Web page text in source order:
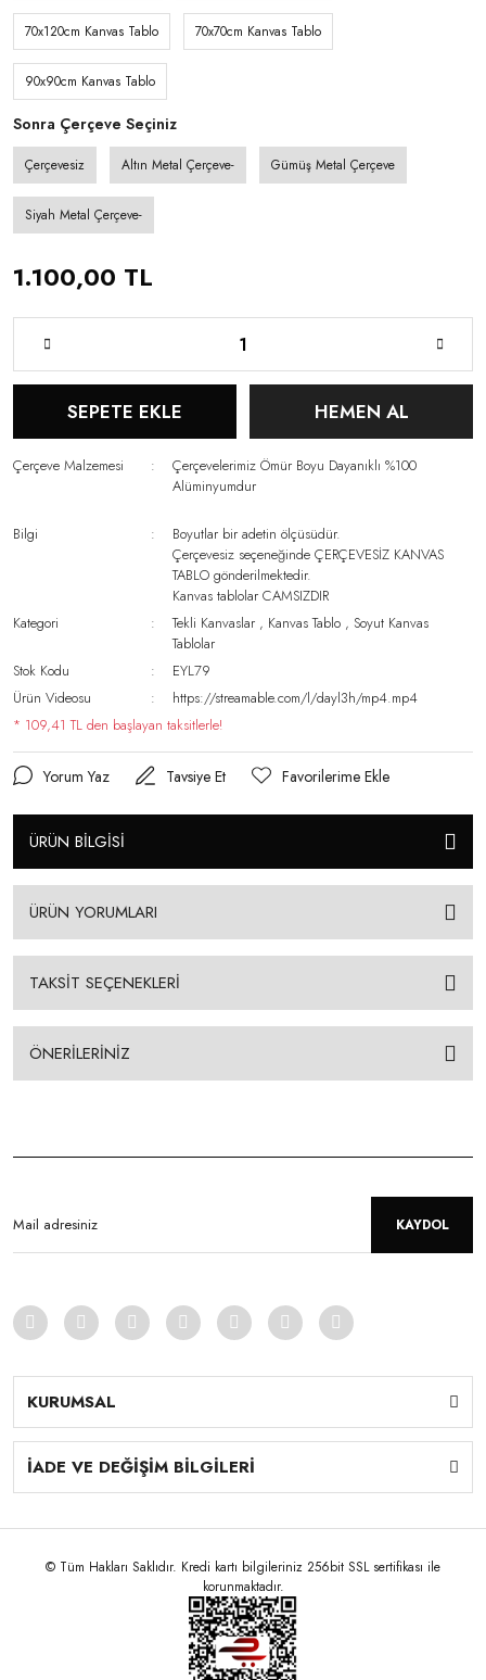
70x120cm Kanvas Tablo 70x70cm Kanvas Tablo
90x90cm Kanvas Tablo
Sonra Çerçeve Seçiniz
Çerçevesiz Altın Metal Çerçeve- Gümüş Metal Çerçeve
Siyah Metal Çerçeve-
1.100,00 TL
SEPETE EKLE HEMEN AL
Çerçeve Malzemesi
Çerçevelerimiz Ömür Boyu Dayanıklı %100
Alüminyumdur
Bilgi
Boyutlar bir adetin ölçüsüdür.
Çerçevesiz seçeneğinde ÇERÇEVESİZ KANVAS
TABLO gönderilmektedir.
Kanvas tablolar CAMSIZDIR
Kategori
Tekli Kanvaslar , Kanvas Tablo ,Soyut Kanvas
Tablolar
Stok Kodu
EYL79
Ürün Videosu
https://streamable.com/l/dayl3h/mp4.mp4
* 109,41 TL den başlayan taksitlerle!
Yorum Yaz Tavsiye Et
ÜRÜN BİLGİSİ
ÜRÜN YORUMLARI
TAKSİT SEÇENEKLERİ
ÖNERİLERİNİZ
KAYDOL
KURUMSAL
İADE VE DEĞİŞİM BİLGİLERİ
© Tüm Hakları Saklıdır. Kredi kartı bilgileriniz 256bit SSL sertifikası ile
korunmaktadır.